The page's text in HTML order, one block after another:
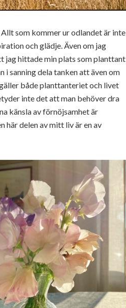
som kommer ur odlandet är inte
och glädje. Även om jag
jag hittade min plats som planttant
i sanning dela tanken att även om
både planttanteriet och livet
inte det att man behöver dra
känsla av förnöjsamhet är
delen av mitt liv är en av